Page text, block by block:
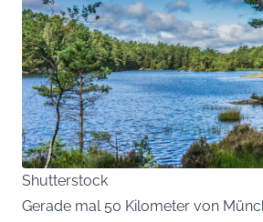
Shutterstock
Gerade mal 50 Kilometer von